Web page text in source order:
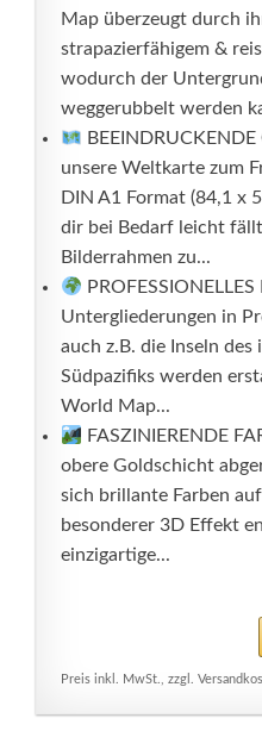
Map überzeugt durch
strapazierfähigem &
wodurch der
weggerubbelt werden
unsere Weltkarte zum
DIN A1 Format (84,1 x
dir bei Bedarf leicht
Bilderrahmen zu...
Untergliederungen in
auch z.B. die Inseln des
Südpazifiks werden
World Map...
FASZINIERENDE
obere Goldschicht
sich brillante Farben
besonderer 3D Effekt
einzigartige...
Preis inkl. MwSt., zzgl.